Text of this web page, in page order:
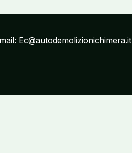
Ec@autodemolizionichimera.it